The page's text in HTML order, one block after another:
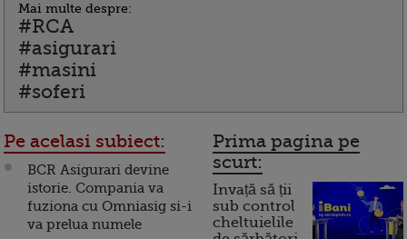
Mai multe despre:
#RCA
#asigurari
#masini
#soferi
Pe acelasi subiect:
BCR Asigurari devine
istorie. Compania va
fuziona cu Omniasig si-i
va prelua numele
Prima pagina pe
scurt:
Invață să ții
sub control
cheltuielile